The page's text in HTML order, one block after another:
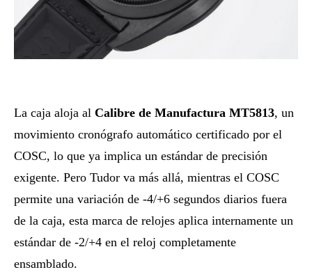
La caja aloja al Calibre de Manufactura MT5813, un
movimiento cronógrafo automático certificado por el
COSC, lo que ya implica un estándar de precisión
exigente. Pero Tudor va más allá, mientras el COSC
permite una variación de -4/+6 segundos diarios fuera
de la caja, esta marca de relojes aplica internamente un
estándar de -2/+4 en el reloj completamente
ensamblado.